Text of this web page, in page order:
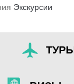
Экскурсии